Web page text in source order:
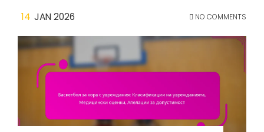
14 JAN 2026 NO COMMENTS